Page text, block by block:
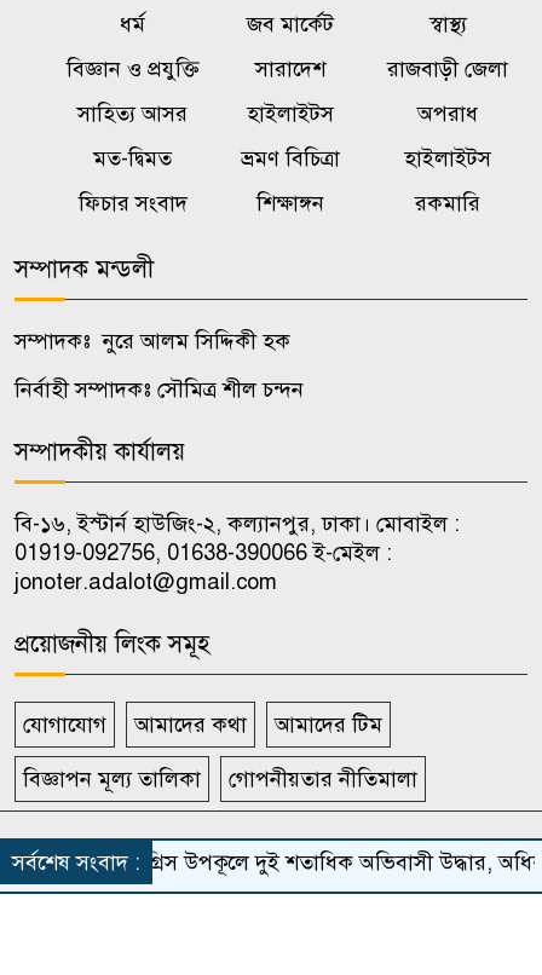
পুলিশ
ওয়েব সিরিজ দেখে স্ত্রীকে হত্যা,
টাকাপয়সা নিয়ে চম্পট প্রযুক্তিবিদের
নওগাঁয় মাছের সাথে শত্রুতা, ৮ লাখ
শৃঙ্খলাভঙ্গের অভিযোগে জাবি
ছাত্রদলের যুগ্ম আহ্বায়ককে শোকজ
জাকসুর সাংস্কৃতিক সম্পাদকের
হাসিনার বক্তব্য ‘সমর্থন করে না’
ভারত, যা জানালেন জয়সওয়াল
১০
ধর্ম
জব মার্কেট
স্বাস্থ্য
বিজ্ঞান ও প্রযুক্তি
সারাদেশ
রাজবাড়ী জেলা
সাহিত্য আসর
হাইলাইটস
অপরাধ
মত-দ্বিমত
ভ্রমণ বিচিত্রা
হাইলাইটস
ফিচার সংবাদ
শিক্ষাঙ্গন রকমারি
সম্পাদক মন্ডলী
সম্পাদকঃ নুরে আলম সিদ্দিকী হক
নির্বাহী সম্পাদকঃ সৌমিত্র শীল চন্দন
সম্পাদকীয় কার্যালয়
বি-১৬, ইস্টার্ন হাউজিং-২, কল্যানপুর, ঢাকা। মোবাইল :
01919-092756, 01638-390066 ই-মেইল :
jonoter.adalot@gmail.com
প্রয়োজনীয় লিংক সমূহ
যোগাযোগ আমাদের কথা আমাদের টিম
বিজ্ঞাপন মূল্য তালিকা গোপনীয়তার নীতিমালা
সর্বস্বত্ব সংরক্ষিত দৈনিক জনতার আদালত
Theme Developed BYThemesBazar.Com
সর্বশেষ সংবাদ :গ্রিস উপকূলে দুই শতাধিক অভিবাসী উদ্ধার,